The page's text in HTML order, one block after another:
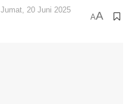
Jumat, 20 Juni 2025
AA